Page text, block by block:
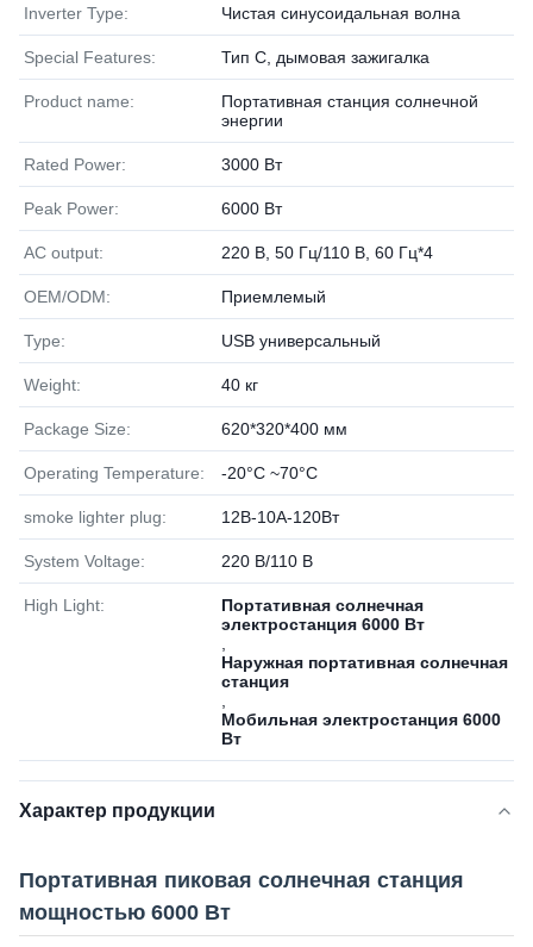
Inverter Type: Чистая синусоидальная волна
Special Features: Тип C, дымовая зажигалка
Product name:
Портативная станция солнечной
энергии
Rated Power: 3000 Вт
Peak Power: 6000 Вт
AC output: 220 В, 50 Гц/110 В, 60 Гц*4
OEM/ODM: Приемлемый
Type: USB универсальный
Weight: 40 кг
Package Size: 620*320*400 мм
Operating Temperature: -20°C ~70°C
smoke lighter plug: 12В-10А-120Вт
System Voltage: 220 В/110 В
High Light:
Портативная солнечная
электростанция 6000 Вт
Наружная портативная солнечная
станция
Мобильная электростанция 6000
Вт
Характер продукции
Портативная пиковая солнечная станция
мощностью 6000 Вт